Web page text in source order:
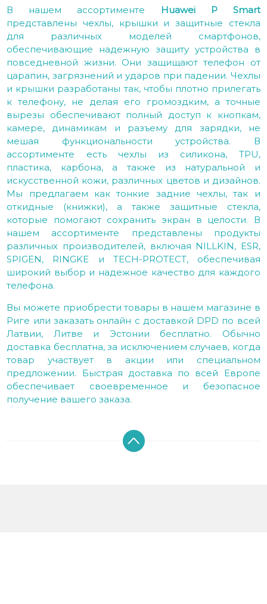
В нашем ассортименте
Huawei P Smart
представлены чехлы, крышки и защитные стекла
для различных моделей смартфонов,
обеспечивающие надежную защиту устройства в
повседневной жизни. Они защищают телефон от
царапин, загрязнений и ударов при падении. Чехлы
и крышки разработаны так, чтобы плотно прилегать
к телефону, не делая его громоздким, а точные
вырезы обеспечивают полный доступ к кнопкам,
камере, динамикам и разъему для зарядки, не
мешая функциональности устройства. В
ассортименте есть чехлы из силикона, TPU,
пластика, карбона, а также из натуральной и
искусственной кожи, различных цветов и дизайнов.
Мы предлагаем как тонкие задние чехлы, так и
откидные (книжки), а также защитные стекла,
которые помогают сохранить экран в целости. В
нашем ассортименте представлены продукты
различных производителей, включая NILLKIN, ESR,
SPIGEN, RINGKE и TECH-PROTECT, обеспечивая
широкий выбор и надежное качество для каждого
телефона.
Вы можете приобрести товары в нашем магазине в
Риге или заказать онлайн с доставкой DPD по всей
Латвии, Литве и Эстонии бесплатно. Обычно
доставка бесплатна, за исключением случаев, когда
товар участвует в акции или специальном
предложении. Быстрая доставка по всей Европе
обеспечивает своевременное и безопасное
получение вашего заказа.